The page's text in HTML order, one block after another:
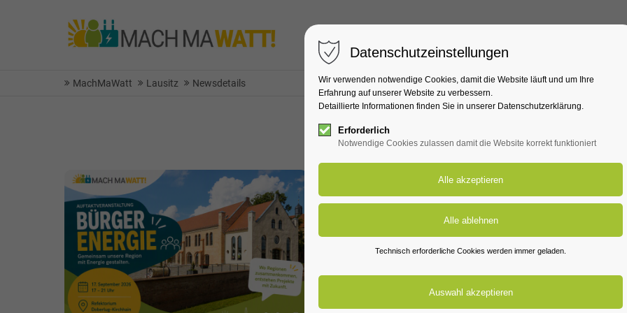
MachMaWatt Lausitz Newsdetails
BÜRGERENERGIE MITGESTALTEN
Großer Auftakt für Doberlug-Kirchhain
Wir laden alle Menschen der Region ein, gemeinsam die
Datenschutzeinstellungen
Wir verwenden notwendige Cookies, damit die Website läuft und um Ihre
Erfahrung auf unserer Website zu verbessern.
Detaillierte Informationen finden Sie in unserer Datenschutzerklärung.
Erforderlich
Notwendige Cookies zulassen damit die Website korrekt funktioniert
Technisch erforderliche Cookies werden immer geladen.